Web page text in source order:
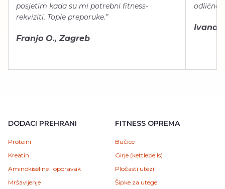
posjetim kada su mi potrebni fitness-
rekviziti. Tople preporuke.”
Franjo O., Zagreb
odlično
Ivana
DODACI PREHRANI
Proteini
Kreatin
Aminokiseline i oporavak
Mršavljenje
FITNESS OPREMA
Bučice
Girje (kettlebells)
Pločasti utezi
Šipke za utege